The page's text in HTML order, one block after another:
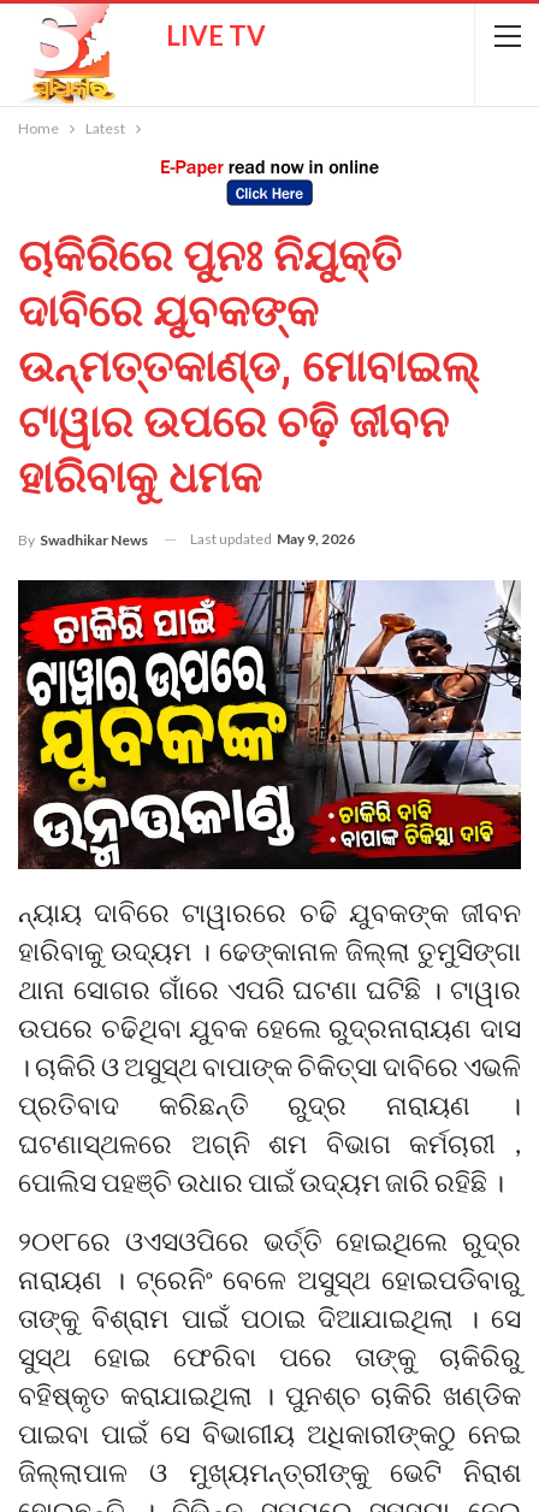
LIVE TV
Home Latest
ଚାକିରିରେ ପୁନଃ ନିଯୁକ୍ତି
ଦାବିରେ ଯୁବକଙ୍କ
ଉନ୍ମତ୍ତକାଣ୍ଡ, ମୋବାଇଲ୍
ଟାୱାର ଉପରେ ଚଢ଼ି ଜୀବନ
ହାରିବାକୁ ଧମକ
By Swadhikar News Last updated May 9, 2026
ନ୍ୟାୟ ଦାବିରେ ଟାୱାରରେ ଚଢି ଯୁବକଙ୍କ ଜୀବନ
ହାରିବାକୁ ଉଦ୍ୟମ । ଢେଙ୍କାନାଳ ଜିଲ୍ଲା ତୁମୁସିଙ୍ଗା
ଥାନା ସୋଗର ଗାଁରେ ଏପରି ଘଟଣା ଘଟିଛି । ଟାୱାର
ଉପରେ ଚଢିଥିବା ଯୁବକ ହେଲେ ରୁଦ୍ରନାରାୟଣ ଦାସ
। ଚାକିରି ଓ ଅସୁସ୍ଥ ବାପାଙ୍କ ଚିକିତ୍ସା ଦାବିରେ ଏଭଳି
ପ୍ରତିବାଦ କରିଛନ୍ତି ରୁଦ୍ର ନାରାୟଣ ।
ଘଟଣାସ୍ଥଳରେ ଅଗ୍ନି ଶମ ବିଭାଗ କର୍ମଚାରୀ ,
ପୋଲିସ ପହଞ୍ଚି ଉଧାର ପାଇଁ ଉଦ୍ୟମ ଜାରି ରହିଛି ।
୨୦୧୮ରେ ଓଏସଓପିରେ ଭର୍ତ୍ତି ହୋଇଥିଲେ ରୁଦ୍ର
ନାରାୟଣ । ଟ୍ରେନିଂ ବେଳେ ଅସୁସ୍ଥ ହୋଇପଡିବାରୁ
ତାଙ୍କୁ ବିଶ୍ରାମ ପାଇଁ ପଠାଇ ଦିଆଯାଇଥିଲା । ସେ
ସୁସ୍ଥ ହୋଇ ଫେରିବା ପରେ ତାଙ୍କୁ ଚାକିରିରୁ
ବହିଷ୍କୃତ କରାଯାଇଥିଲା । ପୁନଶ୍ଚ ଚାକିରି ଖଣ୍ଡିକ
ପାଇବା ପାଇଁ ସେ ବିଭାଗୀୟ ଅଧିକାରୀଙ୍କଠୁ ନେଇ
ଜିଲ୍ଲାପାଳ ଓ ମୁଖ୍ୟମନ୍ତ୍ରୀଙ୍କୁ ଭେଟି ନିରାଶ